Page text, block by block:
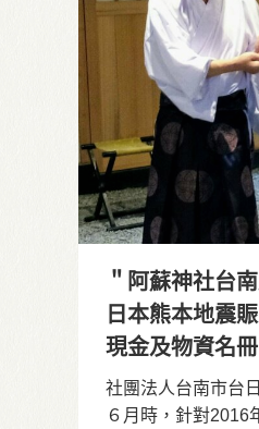
＂阿蘇神社台
日本熊本地震
現金及物資名冊
社團法人台南市台
６月時，針對2016